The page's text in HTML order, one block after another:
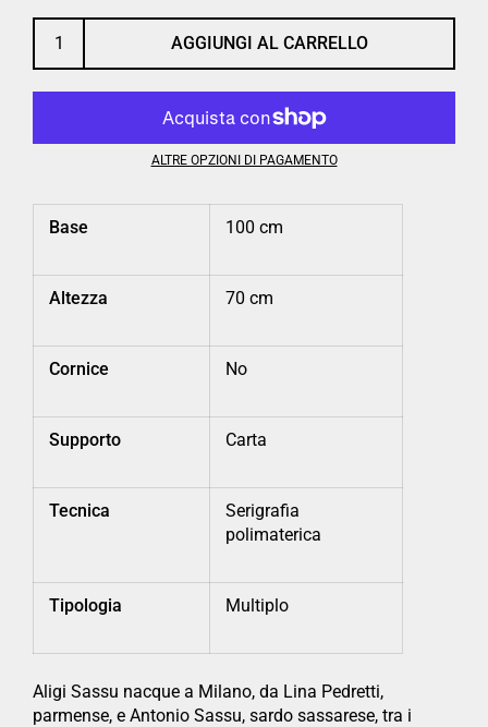
AGGIUNGI AL CARRELLO
ALTRE OPZIONI DI PAGAMENTO
Base 100 cm
Altezza 70 cm
Cornice No
Supporto Carta
Tecnica
Serigrafia
polimaterica
Tipologia Multiplo
Aligi Sassu nacque a Milano, da Lina Pedretti,
parmense, e Antonio Sassu, sardo sassarese, tra i